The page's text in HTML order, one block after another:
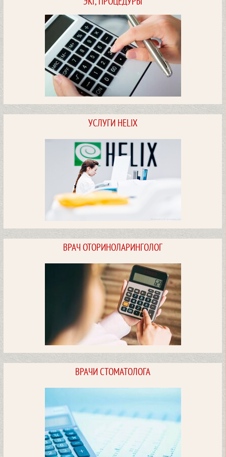
Стоимость услуг
ПОСМОТРЕТЬ
ЭКГ, мониторинг, медпроцедуры.
Стоимость услуг
ПОСМОТРЕТЬ
УСЛУГИ HELIX
Медицинские исследования HELIX.
Стоимость услуг
ПОСМОТРЕТЬ
ВРАЧ ОТОРИНОЛАРИНГОЛОГ
Услуги врача оториноларинголога
Стоимость услуг
ВРАЧИ СТОМАТОЛОГА